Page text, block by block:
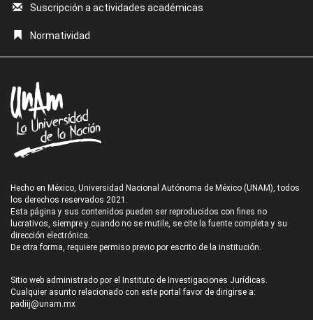
Suscripción a actividades académicas
Normatividad
Hecho en México, Universidad Nacional Autónoma de México (UNAM), todos
los derechos reservados 2021.
Esta página y sus contenidos pueden ser reproducidos con fines no
lucrativos, siempre y cuando no se mutile, se cite la fuente completa y su
dirección electrónica.
De otra forma, requiere permiso previo por escrito de la institución.
Sitio web administrado por el Instituto de Investigaciones Jurídicas.
Cualquier asunto relacionado con este portal favor de dirigirse a:
padiij@unam.mx